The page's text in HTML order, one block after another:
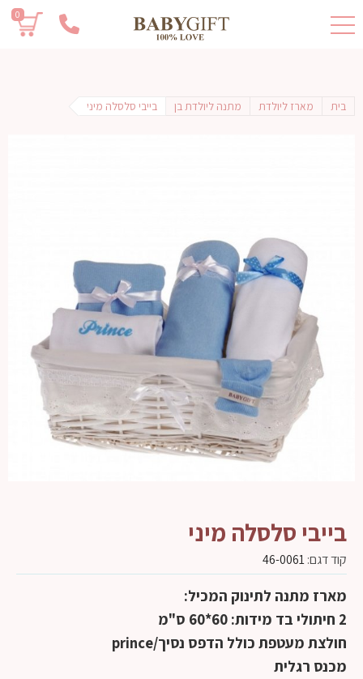
0
בית מארז ליולדת מתנה ליולדת בן בייבי סלסלה מיני
בייבי סלסלה מיני
קוד דגם:46-0061
מארז מתנה לתינוק המכיל:
2 חיתולי בד מידות: 60*60 ס"מ
חולצת מעטפת כולל הדפס נסיך/prince
מכנס רגלית